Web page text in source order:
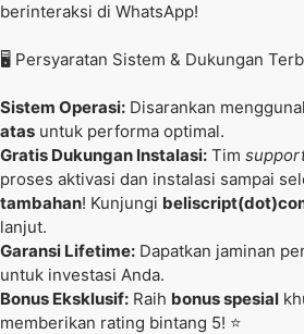
berinteraksi di WhatsApp!
🖥️ Persyaratan Sistem & Dukungan
Sistem Operasi: Disarankan
atas untuk performa optimal.
Gratis Dukungan Instalasi: Tim
proses aktivasi dan instalasi sampai
tambahan! Kunjungi
lanjut.
Garansi Lifetime: Dapatkan jaminan
untuk investasi Anda.
Bonus Eksklusif: Raih bonus spesial
memberikan rating bintang 5! ⭐